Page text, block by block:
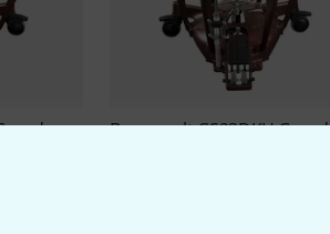
BergeraultGS23DKH Grand